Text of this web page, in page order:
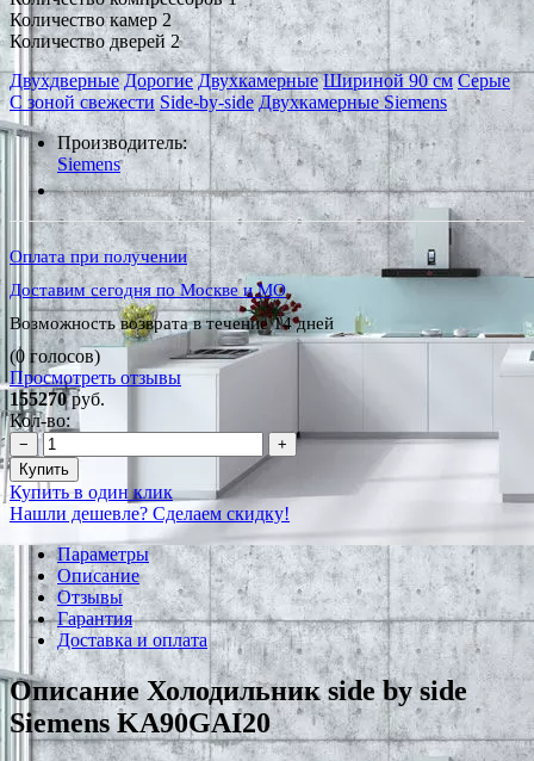
Количество камер 2
Количество дверей 2
Двухдверные Дорогие Двухкамерные Шириной 90 см Серые
С зоной свежести Side-by-side Двухкамерные Siemens
Производитель:
Siemens
*Наличие уточняйте у менеджера
Оплата при получении
Доставим сегодня по Москве и МО
Возможность возврата в течение 14 дней
(0 голосов)
Просмотреть отзывы
155270руб.
Кол-во:
−
+
Купить
Купить в один клик
Нашли дешевле? Сделаем скидку!
Параметры
Описание
Отзывы
Гарантия
Доставка и оплата
Описание Холодильник side by side
Siemens KA90GAI20